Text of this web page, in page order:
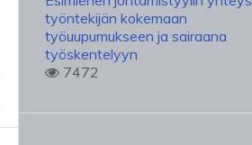
työntekijän kokemaan
työuupumukseen ja sairaana
työskentelyyn
7472